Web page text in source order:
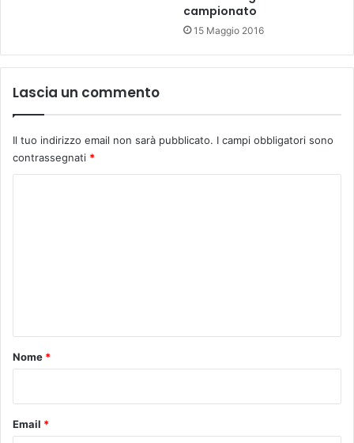
campionato
15 Maggio 2016
Lascia un commento
Il tuo indirizzo email non sarà pubblicato. I campi obbligatori sono
contrassegnati *
o
Nome *
Email *